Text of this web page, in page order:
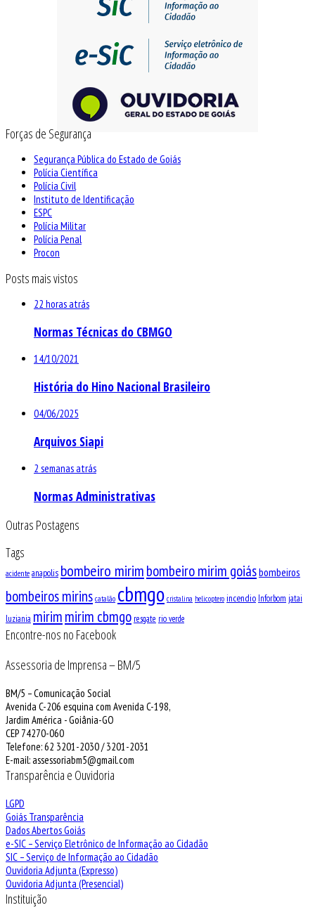
Forças de Segurança
Segurança Pública do Estado de Goiás
Polícia Científica
Polícia Civil
Instituto de Identificação
ESPC
Polícia Militar
Polícia Penal
Procon
Posts mais vistos
22 horas atrás
Normas Técnicas do CBMGO
14/10/2021
História do Hino Nacional Brasileiro
04/06/2025
Arquivos Siapi
2 semanas atrás
Normas Administrativas
Outras Postagens
Tags
acidente anapolis bombeiro mirimbombeiro mirim goiásbombeiros
bombeiros mirins catalão cbmgo cristalina helicoptero incendio Inforbom jatai
luziania mirimmirim cbmgo resgate rio verde
Encontre-nos no Facebook
Assessoria de Imprensa – BM/5
BM/5 – Comunicação Social
Avenida C-206 esquina com Avenida C-198,
Jardim América - Goiânia-GO
CEP 74270-060
Telefone: 62 3201-2030 / 3201-2031
E-mail: assessoriabm5@gmail.com
Transparência e Ouvidoria
LGPD
Goiás Transparência
Dados Abertos Goiás
e-SIC – Serviço Eletrônico de Informação ao Cidadão
SIC – Serviço de Informação ao Cidadão
Ouvidoria Adjunta (Expresso)
Ouvidoria Adjunta (Presencial)
Instituição